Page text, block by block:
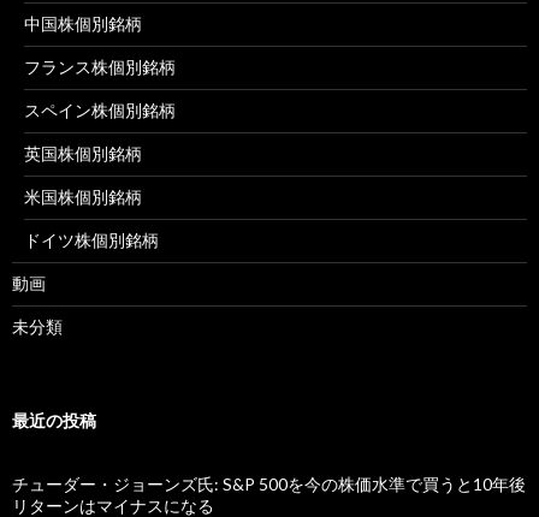
中国株個別銘柄
フランス株個別銘柄
スペイン株個別銘柄
英国株個別銘柄
米国株個別銘柄
ドイツ株個別銘柄
動画
未分類
最近の投稿
チューダー・ジョーンズ氏: S&P 500を今の株価水準で買うと10年後
リターンはマイナスになる